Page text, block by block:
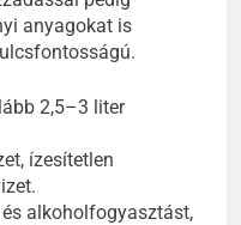
anyagokat is
2,5–3 liter
ízesítetlen
alkoholfogyasztást,